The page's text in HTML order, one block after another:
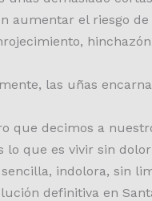
aumentar el riesgo
las uñas
decimos a
lo que es vivir sin
indolora, sin
definitiva en